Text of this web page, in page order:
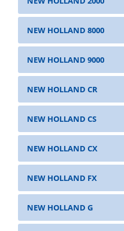
NEW HOLLAND 8000
NEW HOLLAND 9000
NEW HOLLAND CR
NEW HOLLAND CS
NEW HOLLAND CX
NEW HOLLAND FX
NEW HOLLAND G